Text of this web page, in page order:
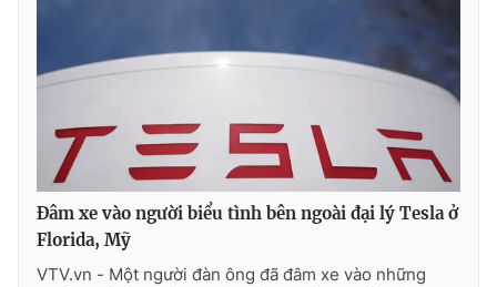
Liên hệ quảng cáo:
Đâm xe vào người biểu tình bên ngoài đại lý Tesla ở
Florida, Mỹ
VTV.vn - Một người đàn ông đã đâm xe vào những